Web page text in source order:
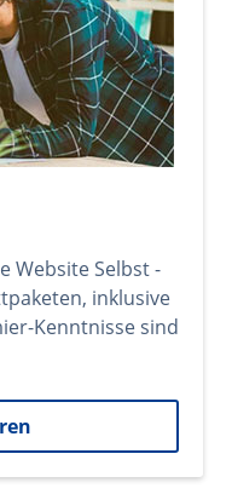
Website Selbst -
inklusive
Kenntnisse sind